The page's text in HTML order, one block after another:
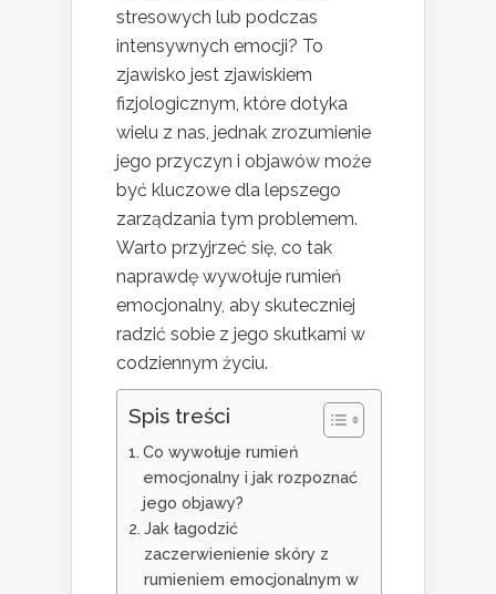
stresowych lub podczas
intensywnych emocji? To
zjawisko jest zjawiskiem
fizjologicznym, które dotyka
wielu z nas, jednak zrozumienie
jego przyczyn i objawów może
być kluczowe dla lepszego
zarządzania tym problemem.
Warto przyjrzeć się, co tak
naprawdę wywołuje rumień
emocjonalny, aby skuteczniej
radzić sobie z jego skutkami w
codziennym życiu.
Spis treści
Co wywołuje rumień
emocjonalny i jak rozpoznać
jego objawy?
Jak łagodzić
zaczerwienienie skóry z
rumieniem emocjonalnym w